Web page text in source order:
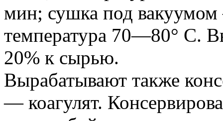
мин; сушка под
температура 70—80° С.
20% к сырью.
Вырабатывают также
— коагулят.